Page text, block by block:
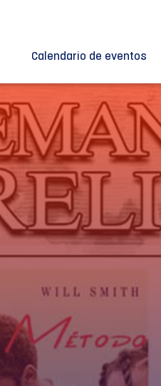
Calendario de eventos